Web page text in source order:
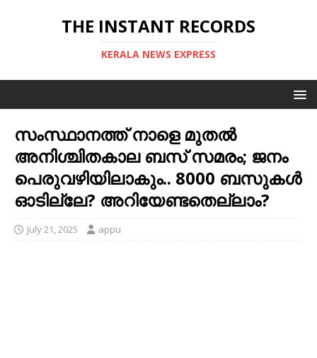
THE INSTANT RECORDS
KERALA NEWS EXPRESS
സംസ്ഥാനത്ത് നാളെ മുതൽ
അനിശ്ചിതകാല ബസ് സമരം; ജനം
പെരുവഴിയിലാകും.. 8000 ബസുകള്‍
ഓടില്ലേ? അറിയേണ്ടതെല്ലാം?
July 21, 2025 appu